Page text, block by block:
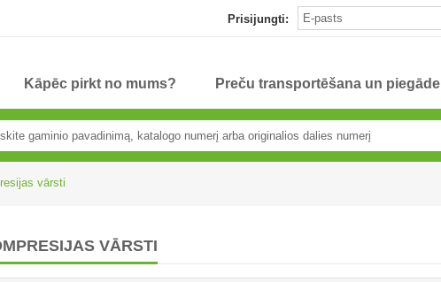
Prisijungti:
Kāpēc pirkt no mums? Preču transportēšana un piegāde
vārsti
VĀRSTI